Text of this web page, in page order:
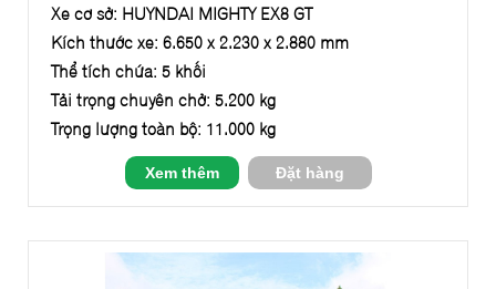
Xe cơ sở: HUYNDAI MIGHTY EX8 GT
Kích thước xe: 6.650 x 2.230 x 2.880 mm
Thể tích chứa: 5 khối
Tải trọng chuyên chở: 5.200 kg
Trọng lượng toàn bộ: 11.000 kg
Xem thêm Đặt hàng